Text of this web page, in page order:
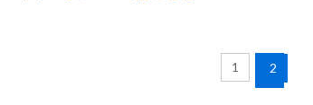
1 2